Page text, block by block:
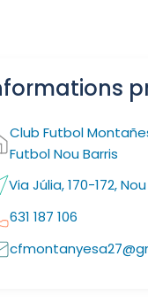
Club Futbol
Futbol Nou Barris
Via Júlia, 170-172,
631 187 106